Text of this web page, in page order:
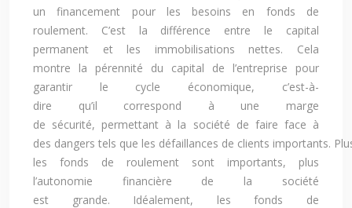
un financement pour les besoins en fonds de
roulement. C’est la différence entre le capital
permanent et les immobilisations nettes. Cela
montre la pérennité du capital de l’entreprise pour
garantir le cycle économique, c’est-à-
dire qu’il correspond à une marge
de sécurité, permettant à la société de faire face à
des dangers tels que les défaillances de clients importants.
les fonds de roulement sont importants, plus
l’autonomie financière de la société
est grande. Idéalement, les fonds de